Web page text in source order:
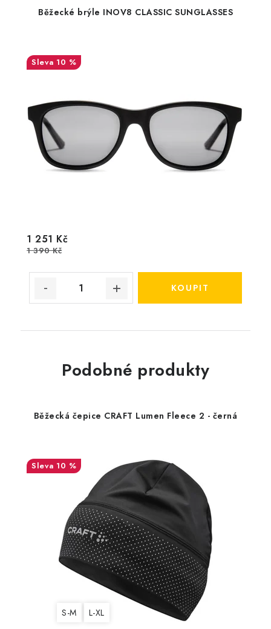
Běžecké brýle INOV8 CLASSIC SUNGLASSES
10 %
1 251 Kč
1 390 Kč
Podobné produkty
Běžecká čepice CRAFT Lumen Fleece 2 - černá
10 %
S-M L-XL